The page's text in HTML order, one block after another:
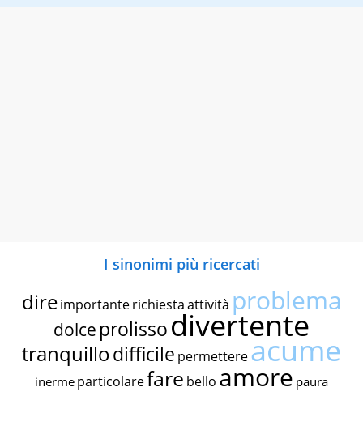
I sinonimi più ricercati
dire importante richiestaattività problema
dolce prolissodivertente
tranquillodifficile permettereacume
inerme particolarefare bello amore paura